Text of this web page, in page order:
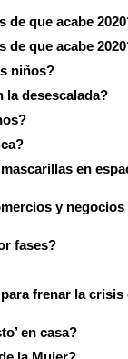
de que acabe
de que acabe
niños?
la desescalada?
en
y negocios
fases?
frenar la crisis
en casa?